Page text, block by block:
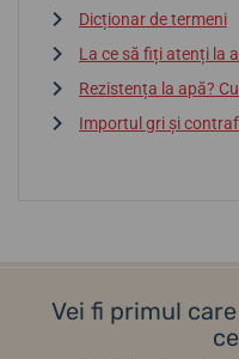
Dicționar de termeni
La ce să fiți atenți la
Rezistența la apă?
Importul gri și
Vei fi primul